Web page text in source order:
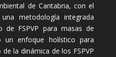
de Cantabria, con el
metodología integrada
de FSPVP para masas de
un enfoque holístico para
la dinámica de los FSPVP